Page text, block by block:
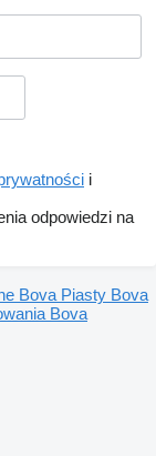
i
odpowiedzi na
Bova Piasty Bova
Bova